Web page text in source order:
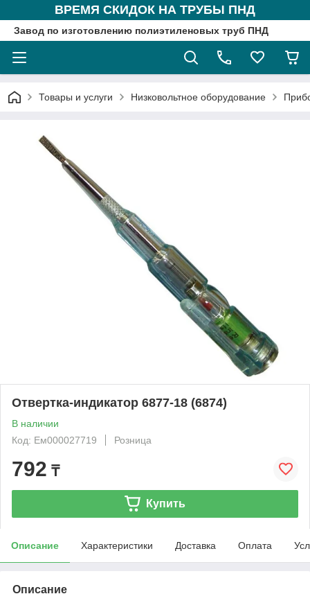
ВРЕМЯ СКИДОК НА ТРУБЫ ПНД
Завод по изготовлению полиэтиленовых труб ПНД
Товары и услуги Низковольтное оборудование
Отвертка-индикатор 6877-18 (6874)
В наличии
Код: Ем000027719
Розница
792 ₸
Купить
Описание Характеристики Доставка Оплата
Описание